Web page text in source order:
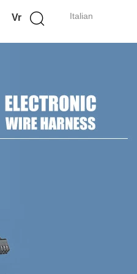
Italian
Vr